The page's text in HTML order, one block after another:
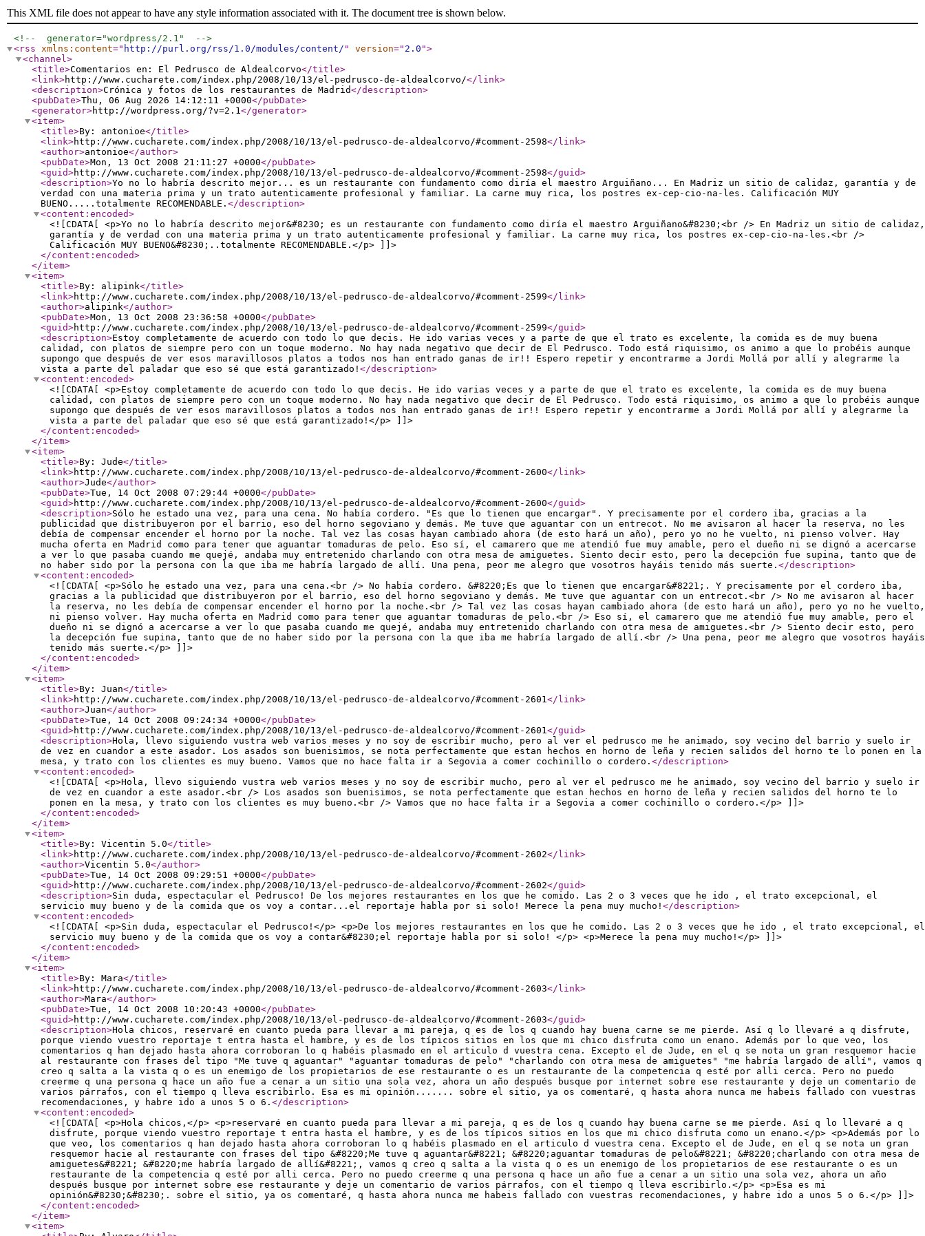
This XML file does not appear to have any style information associated with it. The document tree is shown below.
<!--  generator="wordpress/2.1"  -->
<rss xmlns:content=" http://purl.org/rss/1.0/modules/content/ " version=" 2.0 ">
<channel>
<title>Comentarios en: El Pedrusco de Aldealcorvo</title>
<link>http://www.cucharete.com/index.php/2008/10/13/el-pedrusco-de-aldealcorvo/</link>
<description>Crónica y fotos de los restaurantes de Madrid</description>
<pubDate>Thu, 06 Aug 2026 14:12:11 +0000</pubDate>
<generator>http://wordpress.org/?v=2.1</generator>
<item>
<title>By: antonioe</title>
<link>http://www.cucharete.com/index.php/2008/10/13/el-pedrusco-de-aldealcorvo/#comment-2598</link>
<author>antonioe</author>
<pubDate>Mon, 13 Oct 2008 21:11:27 +0000</pubDate>
<guid>http://www.cucharete.com/index.php/2008/10/13/el-pedrusco-de-aldealcorvo/#comment-2598</guid>
<description>Yo no lo habría descrito mejor... es un restaurante con fundamento como diría el maestro Arguiñano... En Madriz un sitio de calidaz, garantía y de
verdad con una materia prima y un trato autenticamente profesional y familiar. La carne muy rica, los postres ex-cep-cio-na-les. Calificación MUY
BUENO.....totalmente RECOMENDABLE. </description>
<content:encoded>
<![CDATA[ <p>Yo no lo habría descrito mejor&#8230; es un restaurante con fundamento como diría el maestro Arguiñano&#8230;<br /> En Madriz un sitio de calidaz,
garantía y de verdad con una materia prima y un trato autenticamente profesional y familiar. La carne muy rica, los postres ex-cep-cio-na-les.<br />
Calificación MUY BUENO&#8230;..totalmente RECOMENDABLE.</p> ]]>
</content:encoded>
</item>
<item>
<title>By: alipink</title>
<link>http://www.cucharete.com/index.php/2008/10/13/el-pedrusco-de-aldealcorvo/#comment-2599</link>
<author>alipink</author>
<pubDate>Mon, 13 Oct 2008 23:36:58 +0000</pubDate>
<guid>http://www.cucharete.com/index.php/2008/10/13/el-pedrusco-de-aldealcorvo/#comment-2599</guid>
<description>Estoy completamente de acuerdo con todo lo que decis. He ido varias veces y a parte de que el trato es excelente, la comida es de muy buena
calidad, con platos de siempre pero con un toque moderno. No hay nada negativo que decir de El Pedrusco. Todo está riquisimo, os animo a que lo probéis aunque
supongo que después de ver esos maravillosos platos a todos nos han entrado ganas de ir!! Espero repetir y encontrarme a Jordi Mollá por allí y alegrarme la
vista a parte del paladar que eso sé que está garantizado! </description>
<content:encoded>
<![CDATA[ <p>Estoy completamente de acuerdo con todo lo que decis. He ido varias veces y a parte de que el trato es excelente, la comida es de muy buena
calidad, con platos de siempre pero con un toque moderno. No hay nada negativo que decir de El Pedrusco. Todo está riquisimo, os animo a que lo probéis aunque
supongo que después de ver esos maravillosos platos a todos nos han entrado ganas de ir!! Espero repetir y encontrarme a Jordi Mollá por allí y alegrarme la
vista a parte del paladar que eso sé que está garantizado!</p> ]]>
</content:encoded>
</item>
<item>
<title>By: Jude</title>
<link>http://www.cucharete.com/index.php/2008/10/13/el-pedrusco-de-aldealcorvo/#comment-2600</link>
<author>Jude</author>
<pubDate>Tue, 14 Oct 2008 07:29:44 +0000</pubDate>
<guid>http://www.cucharete.com/index.php/2008/10/13/el-pedrusco-de-aldealcorvo/#comment-2600</guid>
<description>Sólo he estado una vez, para una cena. No había cordero. "Es que lo tienen que encargar". Y precisamente por el cordero iba, gracias a la
publicidad que distribuyeron por el barrio, eso del horno segoviano y demás. Me tuve que aguantar con un entrecot. No me avisaron al hacer la reserva, no les
debía de compensar encender el horno por la noche. Tal vez las cosas hayan cambiado ahora (de esto hará un año), pero yo no he vuelto, ni pienso volver. Hay
mucha oferta en Madrid como para tener que aguantar tomaduras de pelo. Eso sí, el camarero que me atendió fue muy amable, pero el dueño ni se dignó a acercarse
a ver lo que pasaba cuando me quejé, andaba muy entretenido charlando con otra mesa de amiguetes. Siento decir esto, pero la decepción fue supina, tanto que de
no haber sido por la persona con la que iba me habría largado de allí. Una pena, peor me alegro que vosotros hayáis tenido más suerte. </description>
<content:encoded>
<![CDATA[ <p>Sólo he estado una vez, para una cena.<br /> No había cordero. &#8220;Es que lo tienen que encargar&#8221;. Y precisamente por el cordero iba,
gracias a la publicidad que distribuyeron por el barrio, eso del horno segoviano y demás. Me tuve que aguantar con un entrecot.<br /> No me avisaron al hacer
la reserva, no les debía de compensar encender el horno por la noche.<br /> Tal vez las cosas hayan cambiado ahora (de esto hará un año), pero yo no he vuelto,
ni pienso volver. Hay mucha oferta en Madrid como para tener que aguantar tomaduras de pelo.<br /> Eso sí, el camarero que me atendió fue muy amable, pero el
dueño ni se dignó a acercarse a ver lo que pasaba cuando me quejé, andaba muy entretenido charlando con otra mesa de amiguetes.<br /> Siento decir esto, pero
la decepción fue supina, tanto que de no haber sido por la persona con la que iba me habría largado de allí.<br /> Una pena, peor me alegro que vosotros hayáis
tenido más suerte.</p> ]]>
</content:encoded>
</item>
<item>
<title>By: Juan</title>
<link>http://www.cucharete.com/index.php/2008/10/13/el-pedrusco-de-aldealcorvo/#comment-2601</link>
<author>Juan</author>
<pubDate>Tue, 14 Oct 2008 09:24:34 +0000</pubDate>
<guid>http://www.cucharete.com/index.php/2008/10/13/el-pedrusco-de-aldealcorvo/#comment-2601</guid>
<description>Hola, llevo siguiendo vustra web varios meses y no soy de escribir mucho, pero al ver el pedrusco me he animado, soy vecino del barrio y suelo ir
de vez en cuandor a este asador. Los asados son buenisimos, se nota perfectamente que estan hechos en horno de leña y recien salidos del horno te lo ponen en la
mesa, y trato con los clientes es muy bueno. Vamos que no hace falta ir a Segovia a comer cochinillo o cordero. </description>
<content:encoded>
<![CDATA[ <p>Hola, llevo siguiendo vustra web varios meses y no soy de escribir mucho, pero al ver el pedrusco me he animado, soy vecino del barrio y suelo ir
de vez en cuandor a este asador.<br /> Los asados son buenisimos, se nota perfectamente que estan hechos en horno de leña y recien salidos del horno te lo
ponen en la mesa, y trato con los clientes es muy bueno.<br /> Vamos que no hace falta ir a Segovia a comer cochinillo o cordero.</p> ]]>
</content:encoded>
</item>
<item>
<title>By: Vicentin 5.0</title>
<link>http://www.cucharete.com/index.php/2008/10/13/el-pedrusco-de-aldealcorvo/#comment-2602</link>
<author>Vicentin 5.0</author>
<pubDate>Tue, 14 Oct 2008 09:29:51 +0000</pubDate>
<guid>http://www.cucharete.com/index.php/2008/10/13/el-pedrusco-de-aldealcorvo/#comment-2602</guid>
<description>Sin duda, espectacular el Pedrusco! De los mejores restaurantes en los que he comido. Las 2 o 3 veces que he ido , el trato excepcional, el
servicio muy bueno y de la comida que os voy a contar...el reportaje habla por si solo! Merece la pena muy mucho! </description>
<content:encoded>
<![CDATA[ <p>Sin duda, espectacular el Pedrusco!</p> <p>De los mejores restaurantes en los que he comido. Las 2 o 3 veces que he ido , el trato excepcional, el
servicio muy bueno y de la comida que os voy a contar&#8230;el reportaje habla por si solo! </p> <p>Merece la pena muy mucho!</p> ]]>
</content:encoded>
</item>
<item>
<title>By: Mara</title>
<link>http://www.cucharete.com/index.php/2008/10/13/el-pedrusco-de-aldealcorvo/#comment-2603</link>
<author>Mara</author>
<pubDate>Tue, 14 Oct 2008 10:20:43 +0000</pubDate>
<guid>http://www.cucharete.com/index.php/2008/10/13/el-pedrusco-de-aldealcorvo/#comment-2603</guid>
<description>Hola chicos, reservaré en cuanto pueda para llevar a mi pareja, q es de los q cuando hay buena carne se me pierde. Así q lo llevaré a q disfrute,
porque viendo vuestro reportaje t entra hasta el hambre, y es de los típicos sitios en los que mi chico disfruta como un enano. Además por lo que veo, los
comentarios q han dejado hasta ahora corroboran lo q habéis plasmado en el articulo d vuestra cena. Excepto el de Jude, en el q se nota un gran resquemor hacie
al restaurante con frases del tipo "Me tuve q aguantar" "aguantar tomaduras de pelo" "charlando con otra mesa de amiguetes" "me habría largado de allí", vamos q
creo q salta a la vista q o es un enemigo de los propietarios de ese restaurante o es un restaurante de la competencia q esté por alli cerca. Pero no puedo
creerme q una persona q hace un año fue a cenar a un sitio una sola vez, ahora un año después busque por internet sobre ese restaurante y deje un comentario de
varios párrafos, con el tiempo q lleva escribirlo. Esa es mi opinión....... sobre el sitio, ya os comentaré, q hasta ahora nunca me habeis fallado con vuestras
recomendaciones, y habre ido a unos 5 o 6. </description>
<content:encoded>
<![CDATA[ <p>Hola chicos,</p> <p>reservaré en cuanto pueda para llevar a mi pareja, q es de los q cuando hay buena carne se me pierde. Así q lo llevaré a q
disfrute, porque viendo vuestro reportaje t entra hasta el hambre, y es de los típicos sitios en los que mi chico disfruta como un enano.</p> <p>Además por lo
que veo, los comentarios q han dejado hasta ahora corroboran lo q habéis plasmado en el articulo d vuestra cena. Excepto el de Jude, en el q se nota un gran
resquemor hacie al restaurante con frases del tipo &#8220;Me tuve q aguantar&#8221; &#8220;aguantar tomaduras de pelo&#8221; &#8220;charlando con otra mesa de
amiguetes&#8221; &#8220;me habría largado de allí&#8221;, vamos q creo q salta a la vista q o es un enemigo de los propietarios de ese restaurante o es un
restaurante de la competencia q esté por alli cerca. Pero no puedo creerme q una persona q hace un año fue a cenar a un sitio una sola vez, ahora un año
después busque por internet sobre ese restaurante y deje un comentario de varios párrafos, con el tiempo q lleva escribirlo.</p> <p>Esa es mi
opinión&#8230;&#8230;. sobre el sitio, ya os comentaré, q hasta ahora nunca me habeis fallado con vuestras recomendaciones, y habre ido a unos 5 o 6.</p> ]]>
</content:encoded>
</item>
<item>